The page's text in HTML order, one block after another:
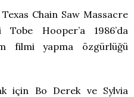
Chain Saw Massacre
Hooper’a 1986’da
filmi yapma özgürlüğü
için Bo Derek ve Sylvia